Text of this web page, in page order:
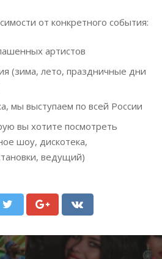
от конкретного события:
артистов
(зима, лето, праздничные дни
мы выступаем по всей России
вы хотите посмотреть
шоу, дискотека,
ведущий)